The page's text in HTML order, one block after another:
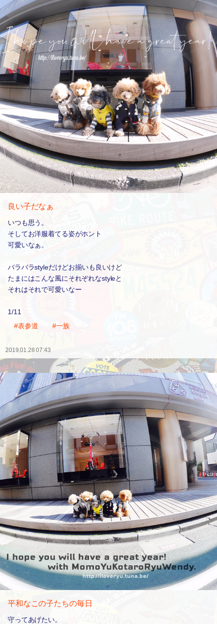
良い子だなぁ
いつも思う。
そしてお洋服着てる姿がホント
可愛いなぁ。
バラバラstyleだけどお揃いも良いけど
たまにはこんな風にそれぞれなstyleと
それはそれで可愛いなー
1/11
#表参道
#一族
2019.01.28 07:43
平和なこの子たちの毎日
守ってあげたい。